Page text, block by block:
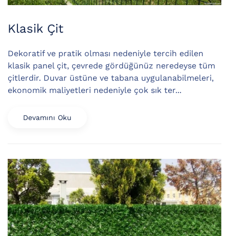
Klasik Çit
Dekoratif ve pratik olması nedeniyle tercih edilen
klasik panel çit, çevrede gördüğünüz neredeyse tüm
çitlerdir. Duvar üstüne ve tabana uygulanabilmeleri,
ekonomik maliyetleri nedeniyle çok sık ter...
Devamını Oku